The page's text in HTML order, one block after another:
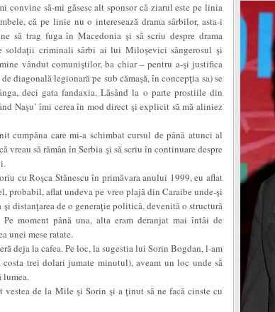
să-mi găsesc alt sponsor că ziarul este pe linia
că pe linie nu o interesează drama sârbilor, asta-i
să trag fuga în Macedonia şi să scriu despre drama
criminali sârbi ai lui Miloşevici sângerosul şi
vândut comuniştilor, ba chiar – pentru a-şi justifica
diagonală legionară pe sub cămaşă, în concepţia sa) se
deci gata fandaxia. Lăsând la o parte prostiile din
Naşu’ îmi cerea în mod direct şi explicit să mă aliniez
cumpăna care mi-a schimbat cursul de până atunci al
vreau să rămân în Serbia şi să scriu în continuare despre
cu Roşca Stănescu în primăvara anului 1999, eu aflat
probabil, aflat undeva pe vreo plajă din Caraibe unde-şi
distanţarea de o generaţie politică, devenită o structură
moment până una, alta eram deranjat mai întâi de
unei mese ratate.
deja la cafea. Pe loc, la sugestia lui Sorin Bogdan, l-am
trei dolari jumate minutul), aveam un loc unde să
lumea.
de la Mile şi Sorin şi a ţinut să ne facă cinste cu